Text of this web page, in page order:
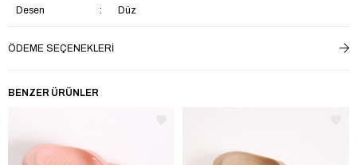
Desen Düz
Topuk Tipi
ÖDEME SEÇENEKLERI
BENZER ÜRÜNLER